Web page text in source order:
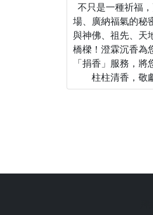
不只是一種祈福
場、廣納福氣的秘
與神佛、祖先、天
橋樑！澄霖沉香為
「捐香」服務，
柱柱清香，敬